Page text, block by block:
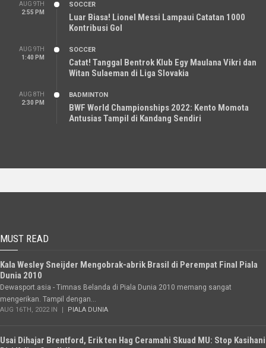
AUG 9TH
2:55 PM
SOCCER
Luar Biasa! Lionel Messi Lampaui Catatan 1000
Kontribusi Gol
AUG 9TH
1:40 PM
SOCCER
Catat! Tanggal Bentrok Klub Egy Maulana Vikri dan
Witan Sulaeman di Liga Slovakia
AUG 8TH
2:30 PM
BADMINTON
BWF World Championships 2022: Kento Momota
Antusias Tampil di Kandang Sendiri
MUST READ
Kala Wesley Sneijder Mengobrak-abrik Brasil di Perempat Final Piala
Dunia 2010
Dewasport.asia - Timnas Belanda di Piala Dunia 2010 memang sangat
mengerikan. Tampil dengan...
AUG 16TH, 2022 IN PIALA DUNIA
Usai Dihajar Brentford, Erik ten Hag Ceramahi Skuad MU: Stop Kasihani